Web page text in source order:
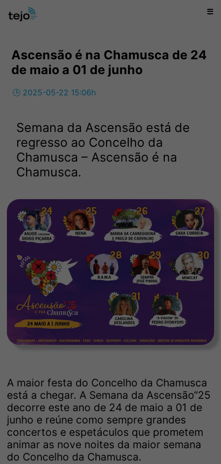
☰
Ascensão é na Chamusca de 24
de maio a 01 de junho
🕒 2025-05-22 15:06h
Semana da Ascensão está de
regresso ao Concelho da
Chamusca – Ascensão é na
Chamusca.
A maior festa do Concelho da Chamusca
está a chegar. A Semana da Ascensão“25
decorre este ano de 24 de maio a 01 de
junho e reúne como sempre grandes
concertos e espetáculos que prometem
animar as nove noites da maior semana
do Concelho da Chamusca.